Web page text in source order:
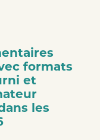
formats
et
les